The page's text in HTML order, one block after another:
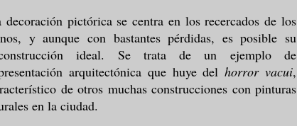
decoración pictórica se centra en los recercados de los
y aunque con bastantes pérdidas, es posible su
ideal. Se trata de un ejemplo de
arquitectónica que huye delhorror vacui,
de otros muchas construcciones con pinturas
en la ciudad.